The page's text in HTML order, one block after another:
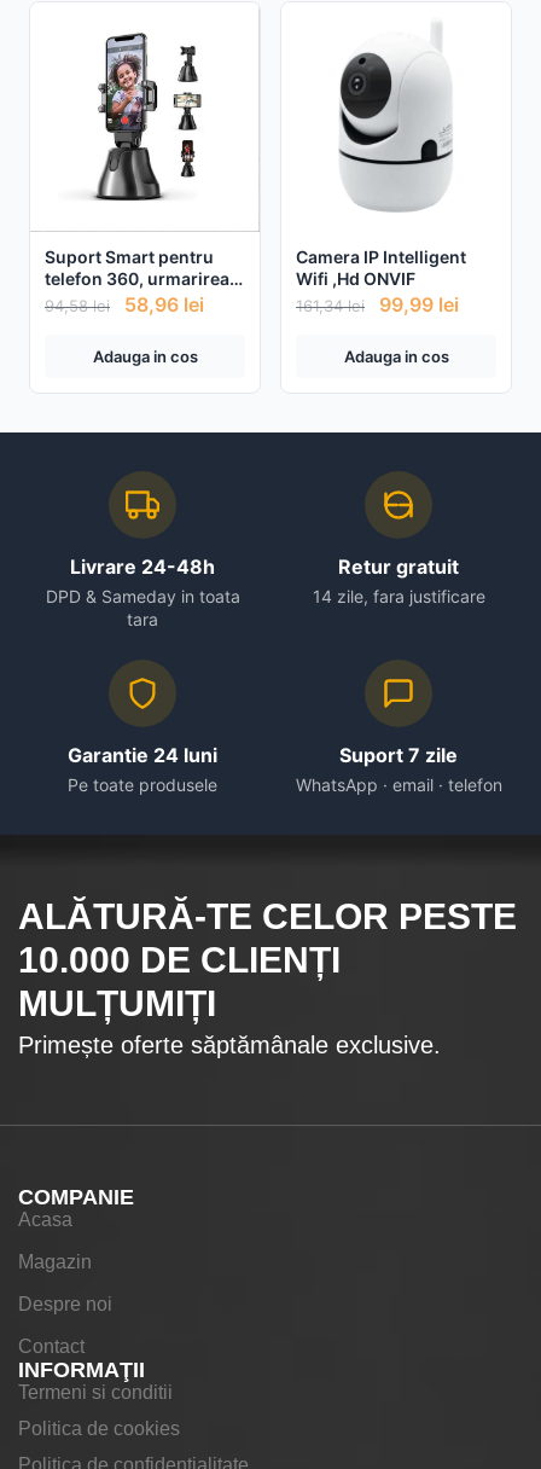
Suport Smart pentru
telefon 360, urmarirea
fetei si a obiectivelor
94,58lei 58,96 lei
Adauga in cos
Camera IP Intelligent
Wifi ,Hd ONVIF
161,34lei 99,99 lei
Adauga in cos
Livrare 24-48h
DPD & Sameday in toata
tara
Retur gratuit
14 zile, fara justificare
Garantie 24 luni
Pe toate produsele
Suport 7 zile
WhatsApp · email · telefon
ALĂTURĂ-TE CELOR PESTE
10.000 DE CLIENȚI
MULȚUMIȚI
Primește oferte săptămânale exclusive.
COMPANIE
Acasa
Magazin
Despre noi
Contact
INFORMAŢII
Termeni si conditii
Politica de cookies
Politica de confidentialitate